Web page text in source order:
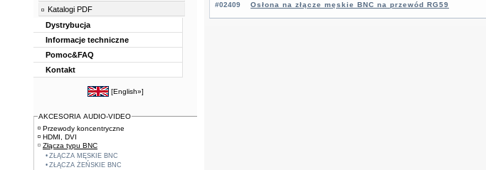
#02409
Osłona na złącze męskie BNC na przewód RG59
Katalogi PDF
Dystrybucja
Informacje techniczne
Pomoc&FAQ
Kontakt
[English»]
AKCESORIA AUDIO-VIDEO
Przewody koncentryczne
HDMI, DVI
Złącza typu BNC
ZŁĄCZA MĘSKIE BNC
ZŁĄCZA ŻEŃSKIE BNC